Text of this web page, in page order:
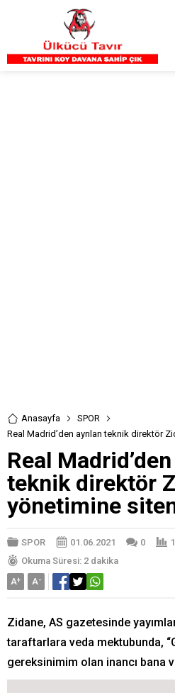
Anasayfa
SPOR
Real Madrid’den ayrılan teknik direktör
Real
teknik direktör
yönetimine
SPOR 01.06.2021 0
Okuma Süresi: 2 dakika
A+ A-
Zidane, AS gazetesinde
taraftarlara veda mektubunda,
gereksinimim olan inancı bana